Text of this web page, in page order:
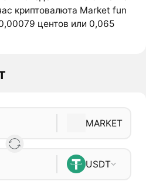
криптовалюта Market fun
центов или 0,065
MARKET
USDT